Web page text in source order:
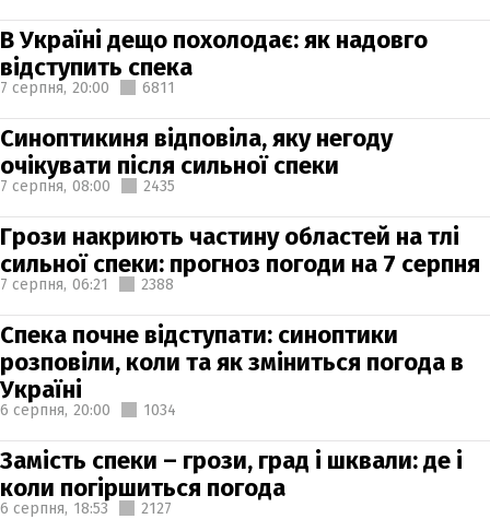
В Україні дещо похолодає: як надовго
відступить спека
7 серпня, 20:00 6811
Синоптикиня відповіла, яку негоду
очікувати після сильної спеки
7 серпня, 08:00 2435
Грози накриють частину областей на тлі
сильної спеки: прогноз погоди на 7 серпня
7 серпня, 06:21 2388
Спека почне відступати: синоптики
розповіли, коли та як зміниться погода в
Україні
6 серпня, 20:00 1034
Замість спеки – грози, град і шквали: де і
коли погіршиться погода
6 серпня, 18:53 2127